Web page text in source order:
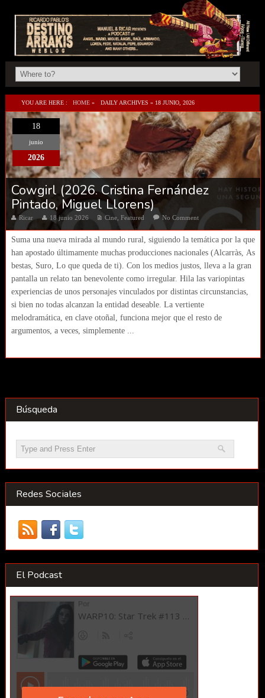
YOU ARE HERE : HOME » DAILY ARCHIVES » 18 JUNIO, 2026
18
junio
2026
Cowgirl (2026. Cristina Fernández
Pintado, Miguel Llorens)
Ricar 18 junio 2026 Cine, Featured No Comment
Suma una nueva mirada al mundo rural, siguiendo la temática por la que
han apostado últimamente muchas producciones nacionales (Alcarràs, As
bestas, Suro, Lo que queda de ti). Con los medios justos, lleva a la gran
pantalla un relato tan benevolente como irregular. Hila las variopintas
experiencias de unos personajes vinculados por distintas circunstancias,
si bien no todas alcanzan la entidad deseable. La vertiente
melodramática, en clave otoñal, funciona mejor que el resto de
argumentos, a veces, simplemente ...
Búsqueda
Redes Sociales
El Podcast